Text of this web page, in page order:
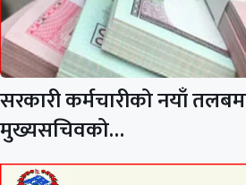
सरकारी कर्मचारीको नयाँ
मुख्यसचिवको…